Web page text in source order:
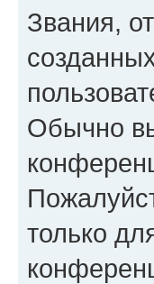
Звания,
Обычно
только